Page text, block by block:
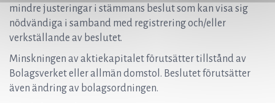
mindre justeringar i stämmans beslut som kan visa sig
nödvändiga i samband med registrering och/eller
verkställande av beslutet.
Minskningen av aktiekapitalet förutsätter tillstånd av
Bolagsverket eller allmän domstol. Beslutet förutsätter
även ändring av bolagsordningen.